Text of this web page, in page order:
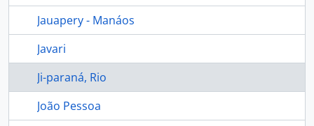
Jauapery - Manáos
Javari
Ji-paraná, Rio
João Pessoa